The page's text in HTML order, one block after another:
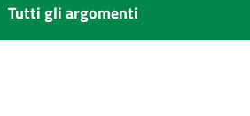
Tutti gli argomenti